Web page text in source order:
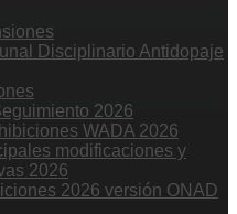
Disciplinario Antidopaje
2026
WADA 2026
modificaciones y
2026
2026 versión ONAD